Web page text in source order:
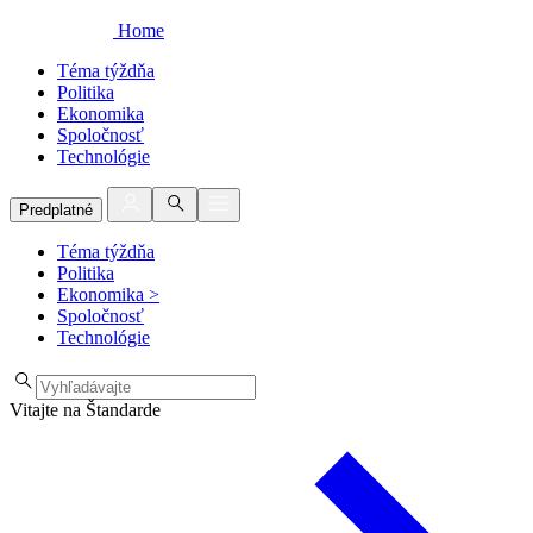
Home
Téma týždňa
Politika
Ekonomika
Spoločnosť
Technológie
Predplatné
Téma týždňa
Politika
Ekonomika >
Spoločnosť
Technológie
Vitajte na Štandarde